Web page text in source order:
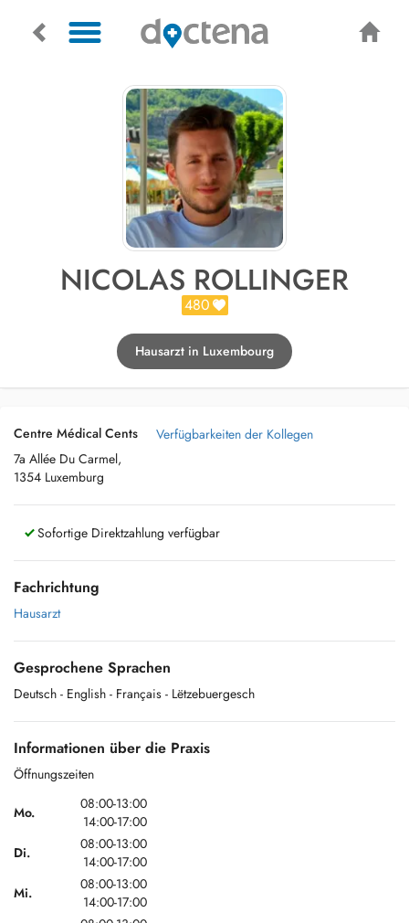
NICOLAS ROLLINGER
480
Hausarzt in Luxembourg
Centre Médical Cents
7a Allée Du Carmel,
1354 Luxemburg
Verfügbarkeiten der Kollegen
Sofortige Direktzahlung verfügbar
Fachrichtung
Hausarzt
Gesprochene Sprachen
Deutsch - English - Français - Lëtzebuergesch
Informationen über die Praxis
Öffnungszeiten
Mo.
08:00-13:00
14:00-17:00
Di.
08:00-13:00
14:00-17:00
Mi.
08:00-13:00
14:00-17:00